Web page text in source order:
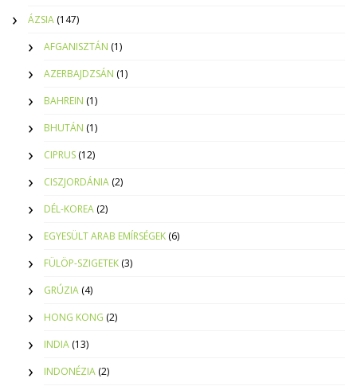
ÁZSIA (147)
AFGANISZTÁN (1)
AZERBAJDZSÁN (1)
BAHREIN (1)
BHUTÁN (1)
CIPRUS (12)
CISZJORDÁNIA (2)
DÉL-KOREA (2)
EGYESÜLT ARAB EMÍRSÉGEK (6)
FÜLÖP-SZIGETEK (3)
GRÚZIA (4)
HONG KONG (2)
INDIA (13)
INDONÉZIA (2)